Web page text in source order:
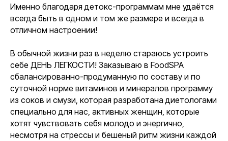
Именно благодаря детокс-программам мне удаётся
всегда быть в одном и том же размере и всегда в
отличном настроении!
В обычной жизни раз в неделю стараюсь устроить
себе ДЕНЬ ЛЕГКОСТИ! Заказываю в FoodSPA
сбалансированно-продуманную по составу и по
суточной норме витаминов и минералов программу
из соков и смузи, которая разработана диетологами
специально для нас, активных женщин, которые
хотят чувствовать себя молодо и энергично,
несмотря на стрессы и бешеный ритм жизни каждой